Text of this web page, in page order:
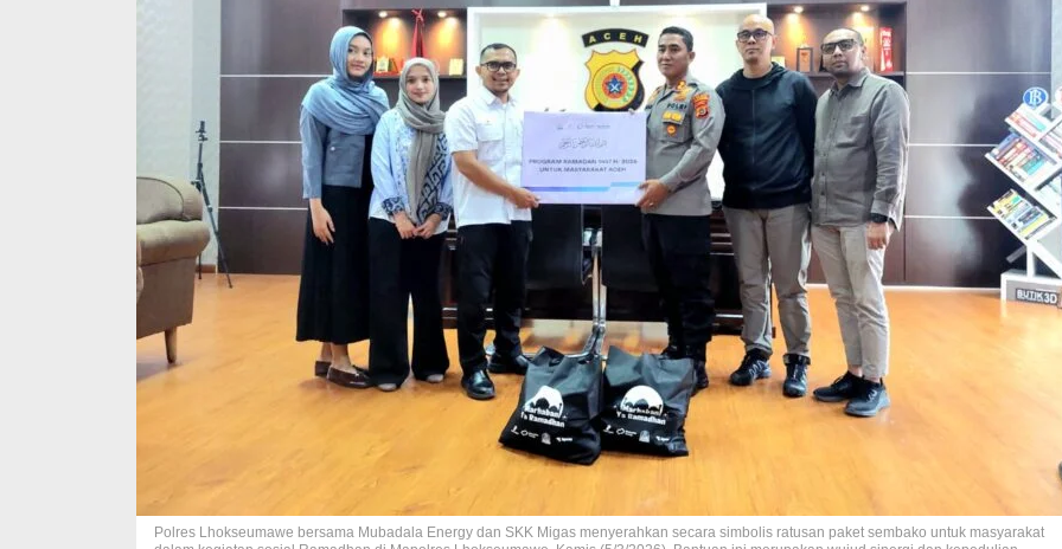
Polres Lhokseumawe bersama Mubadala Energy dan SKK Migas menyerahkan secara simbolis ratusan paket sembako untuk masyarakat